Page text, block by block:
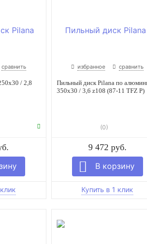
сравнить
/ 2,8
избранное сравнить
Пильный диск Pilana по
350x30 / 3,6 z108 (87-11 TFZ P)
(0)
9 472 руб.